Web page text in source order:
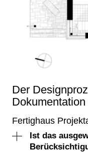
Der
Dokumentation
Fertighaus
Ist das